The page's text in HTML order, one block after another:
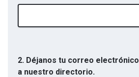
2. Déjanos tu correo
a nuestro directorio.